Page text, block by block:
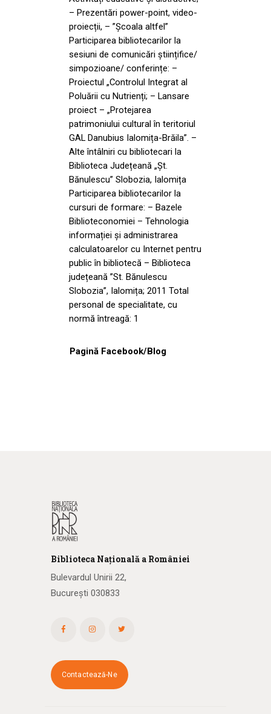
– Prezentări power-point, video-
proiecții, – ”Școala altfel”
Participarea bibliotecarilor la
sesiuni de comunicări științifice/
simpozioane/ conferințe: –
Proiectul „Controlul Integrat al
Poluării cu Nutrienți; – Lansare
proiect – „Protejarea
patrimoniului cultural în teritoriul
GAL Danubius Ialomița-Brăila”. –
Alte întâlniri cu bibliotecari la
Biblioteca Județeană „Șt.
Bănulescu” Slobozia, Ialomița
Participarea bibliotecarilor la
cursuri de formare: – Bazele
Biblioteconomiei – Tehnologia
informației și administrarea
calculatoarelor cu Internet pentru
public în bibliotecă – Biblioteca
județeană ”St. Bănulescu
Slobozia”, Ialomița; 2011 Total
personal de specialitate, cu
normă întreagă: 1
Pagină Facebook/Blog
Biblioteca Națională a României
Bulevardul Unirii 22,
București 030833
Contactează-Ne